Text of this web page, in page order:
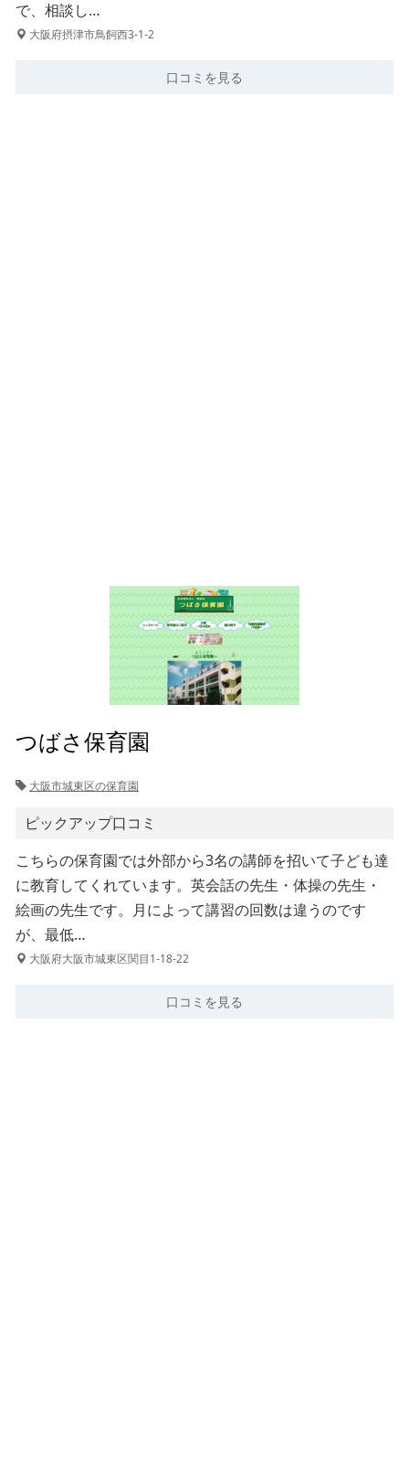
で、相談し…
大阪府摂津市鳥飼西3-1-2
口コミを見る
つばさ保育園
大阪市城東区の保育園
ピックアップ口コミ
こちらの保育園では外部から3名の講師を招いて子ども達
に教育してくれています。英会話の先生・体操の先生・
絵画の先生です。月によって講習の回数は違うのです
が、最低…
大阪府大阪市城東区関目1-18-22
口コミを見る